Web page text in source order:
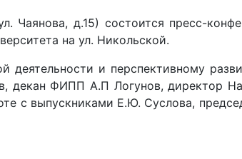
д.15) состоится пресс-
на ул. Никольской.
деятельности и перспективному
декан ФИПП А.П Логунов, директор
с выпускниками Е.Ю. Cуслова,